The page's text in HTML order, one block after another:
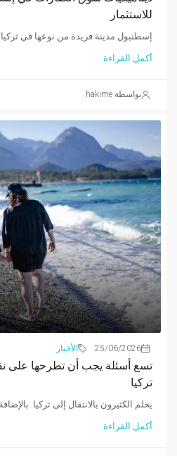
للاستثمار
إسطنبول مدينة فريدة من نوعها في
أكمل القراءة
بواسطة hakime
25/06/2026 الأخبار
تسع أسئلة يجب أن تطرحها على
تركيا
يحلم الكثيرون بالانتقال إلى تركيا.
أكمل القراءة